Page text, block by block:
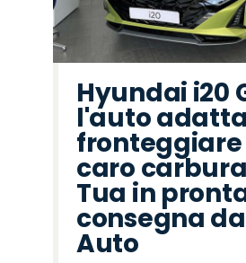
Hyundai i20
l'auto
fronteggiare
caro
Tua in
consegna
Auto